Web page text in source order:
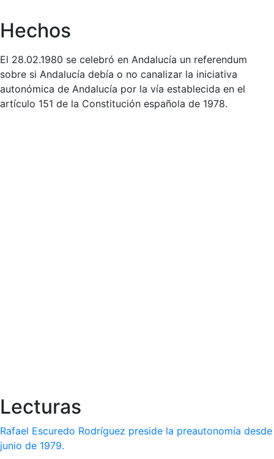
Hechos
El 28.02.1980 se celebró en Andalucía un referendum
sobre si Andalucía debía o no canalizar la iniciativa
autonómica de Andalucía por la vía establecida en el
artículo 151 de la Constitución española de 1978.
Lecturas
Rafael Escuredo Rodríguez preside la preautonomía desde
junio de 1979.